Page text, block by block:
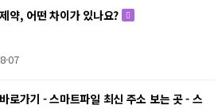
약, 어떤 차이가 있나요?
07
로가기 - 스마트파일 최신 주소 보는 곳 - 스